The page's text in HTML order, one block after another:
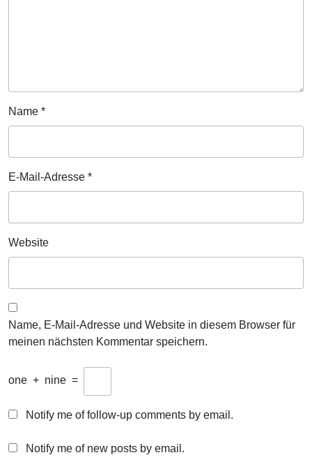
Name *
E-Mail-Adresse *
Website
Name, E-Mail-Adresse und Website in diesem Browser für
meinen nächsten Kommentar speichern.
one + nine =
Notify me of follow-up comments by email.
Notify me of new posts by email.